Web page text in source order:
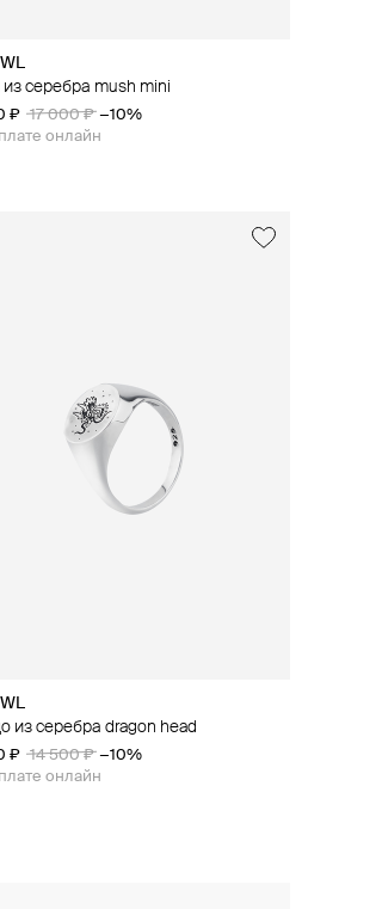
из серебра mush mini
₽ 17 000 ₽ −10%
онлайн
из серебра dragon head
₽ 14 500 ₽ −10%
онлайн